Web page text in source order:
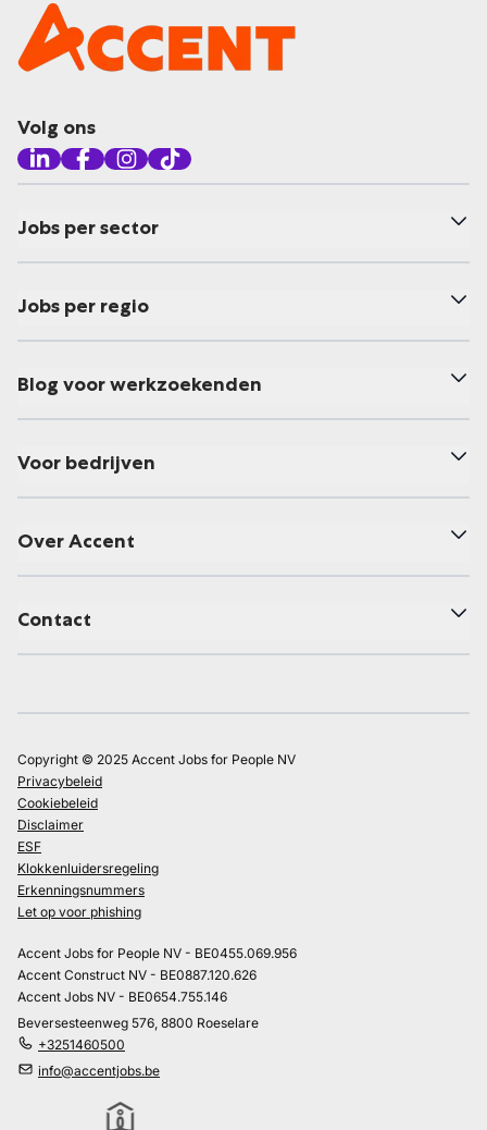
Volg ons
Jobs per sector
Jobs per regio
Blog voor werkzoekenden
Voor bedrijven
Over Accent
Contact
Copyright © 2025 Accent Jobs for People NV
Privacybeleid
Cookiebeleid
Disclaimer
ESF
Klokkenluidersregeling
Erkenningsnummers
Let op voor phishing
Accent Jobs for People NV - BE0455.069.956
Accent Construct NV - BE0887.120.626
Accent Jobs NV - BE0654.755.146
Beversesteenweg 576, 8800 Roeselare
+3251460500
info@accentjobs.be